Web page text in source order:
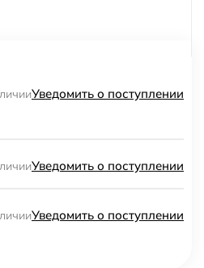
Уведомить о поступлении
Уведомить о поступлении
Уведомить о поступлении